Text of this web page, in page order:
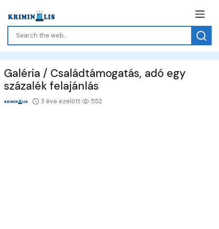
Galéria / Családtámogatás, adó egy
százalék felajánlás
3 éve ezelőtt 552